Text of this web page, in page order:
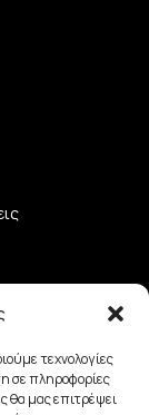
τεχνολογίες
σε πληροφορίες
θα μας επιτρέψει